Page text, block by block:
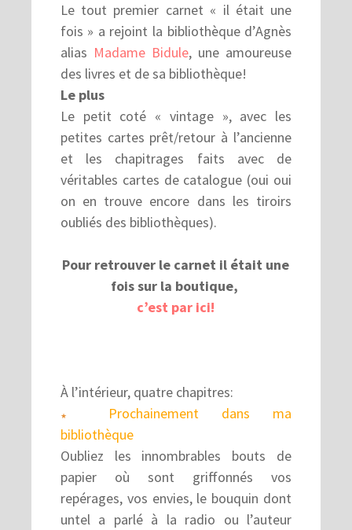
Le tout premier carnet « il était une
fois » a rejoint la bibliothèque d’Agnès
alias Madame Bidule, une amoureuse
des livres et de sa bibliothèque!
Le plus
Le petit coté « vintage », avec les
petites cartes prêt/retour à l’ancienne
et les chapitrages faits avec de
véritables cartes de catalogue (oui oui
on en trouve encore dans les tiroirs
oubliés des bibliothèques).
Pour retrouver le carnet il était une
foissur la boutique,
c’est par ici!
À l’intérieur, quatre chapitres:
★
Prochainement dans ma
bibliothèque
Oubliez les innombrables bouts de
papier où sont griffonnés vos
repérages, vos envies, le bouquin dont
untel a parlé à la radio ou l’auteur